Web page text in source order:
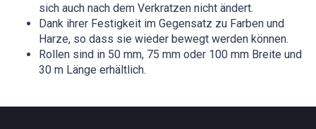
sich auch nach dem Verkratzen nicht ändert.
Dank ihrer Festigkeit im Gegensatz zu Farben und
Harze, so dass sie wieder bewegt werden können.
Rollen sind in 50 mm, 75 mm oder 100 mm Breite und
30 m Länge erhältlich.